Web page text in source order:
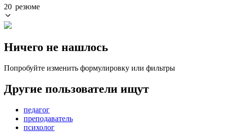
20 резюме
Ничего не нашлось
Попробуйте изменить формулировку или фильтры
Другие пользователи ищут
педагог
преподаватель
психолог